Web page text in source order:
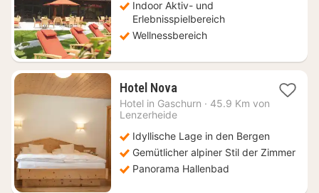
Indoor Aktiv- und
Erlebnisspielbereich
Wellnessbereich
Hotel Nova1
Nacht
ab
€
Hotel in Gaschurn · 45.9 Km von
Lenzerheide
Idyllische Lage in den Bergen
Gemütlicher alpiner Stil der Zimmer
Panorama Hallenbad